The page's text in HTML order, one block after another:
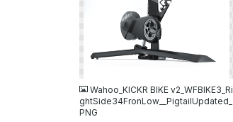
PNG
Wahoo_KICKR BIKE v2_WFBIKE3_Ri
ghtSide34FronLow__PigtailUpdated_
PNG